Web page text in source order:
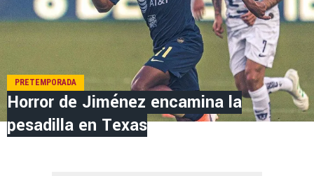
PRETEMPORADA
Horror de Jiménez encamina la
pesadilla en Texas